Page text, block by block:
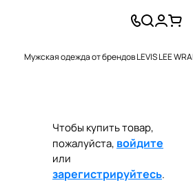
Мужская одежда от брендов LEVIS LEE
Чтобы купить товар,
пожалуйста, войдите
или
зарегистрируйтесь.